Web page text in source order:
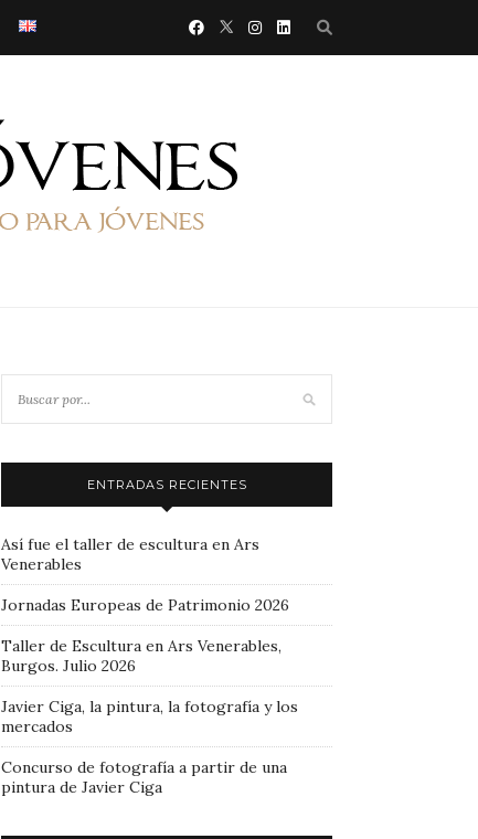
ENTRADAS RECIENTES
Así fue el taller de escultura en Ars
Venerables
Jornadas Europeas de Patrimonio 2026
Taller de Escultura en Ars Venerables,
Burgos. Julio 2026
Javier Ciga, la pintura, la fotografía y los
mercados
Concurso de fotografía a partir de una
pintura de Javier Ciga